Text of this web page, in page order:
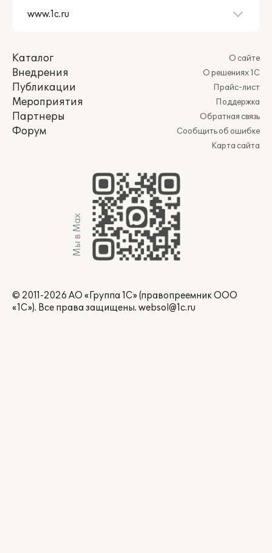
Каталог
Внедрения
Публикации
Мероприятия
Партнеры
Форум
О сайте
О решениях 1С
Прайс-лист
Поддержка
Обратная связь
Сообщить об ошибке
Карта сайта
Мы в Max
© 2011-2026 АО «Группа 1С» (правопреемник ООО
«1С»). Все права защищены. websol@1c.ru